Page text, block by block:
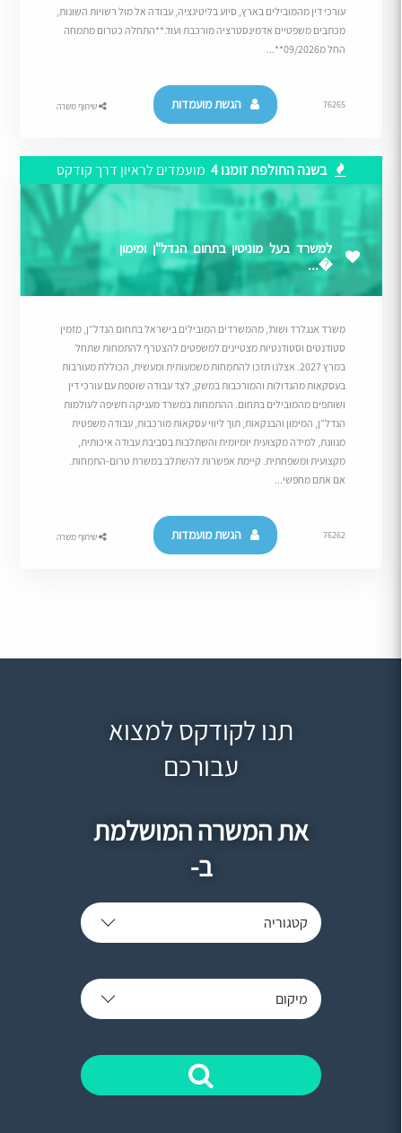
עורכי דין מהמובילים בארץ, סיוע בליטיגציה, עבודה אל מול רשויות השונות,
מכתבים משפטיים אדמינסטרציה מורכבת ועוד.**התחלה כטרום מתמחה
החל מ09/2026**...
76265 הגשת מועמדות שיתוף משרה
בשנה החולפת זומנו 4 מועמדים לראיון דרך קודקס
למשרד בעל מוניטין בתחום הנדל"ן ומימון
�...
משרד אנגלרד ושות’, מהמשרדים המובילים בישראל בתחום הנדל”ן, מזמין
סטודנטים וסטודנטיות מצטיינים למשפטים להצטרף להתמחות שתחל
במרץ 2027. אצלנו תזכו להתמחות משמעותית ומעשית, הכוללת מעורבות
בעסקאות מהגדולות והמורכבות במשק, לצד עבודה שוטפת עם עורכי דין
ושותפים מהמובילים בתחום. ההתמחות במשרד מעניקה חשיפה לעולמות
הנדל”ן, המימון והבנקאות, תוך ליווי עסקאות מורכבות, עבודה משפטית
מגוונת, למידה מקצועית יומיומית והשתלבות בסביבת עבודה איכותית,
מקצועית ומשפחתית. קיימת אפשרות להשתלב במשרת טרום-התמחות.
אם אתם מחפשי...
76262 הגשת מועמדות שיתוף משרה
תנו לקודקס למצוא
עבורכם
את המשרה המושלמת
ב-
קטגוריה
מיקום